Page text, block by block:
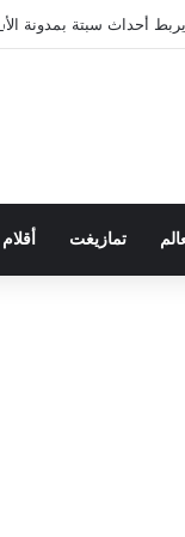
أحداث سبتة بمدونة
تمازيغت